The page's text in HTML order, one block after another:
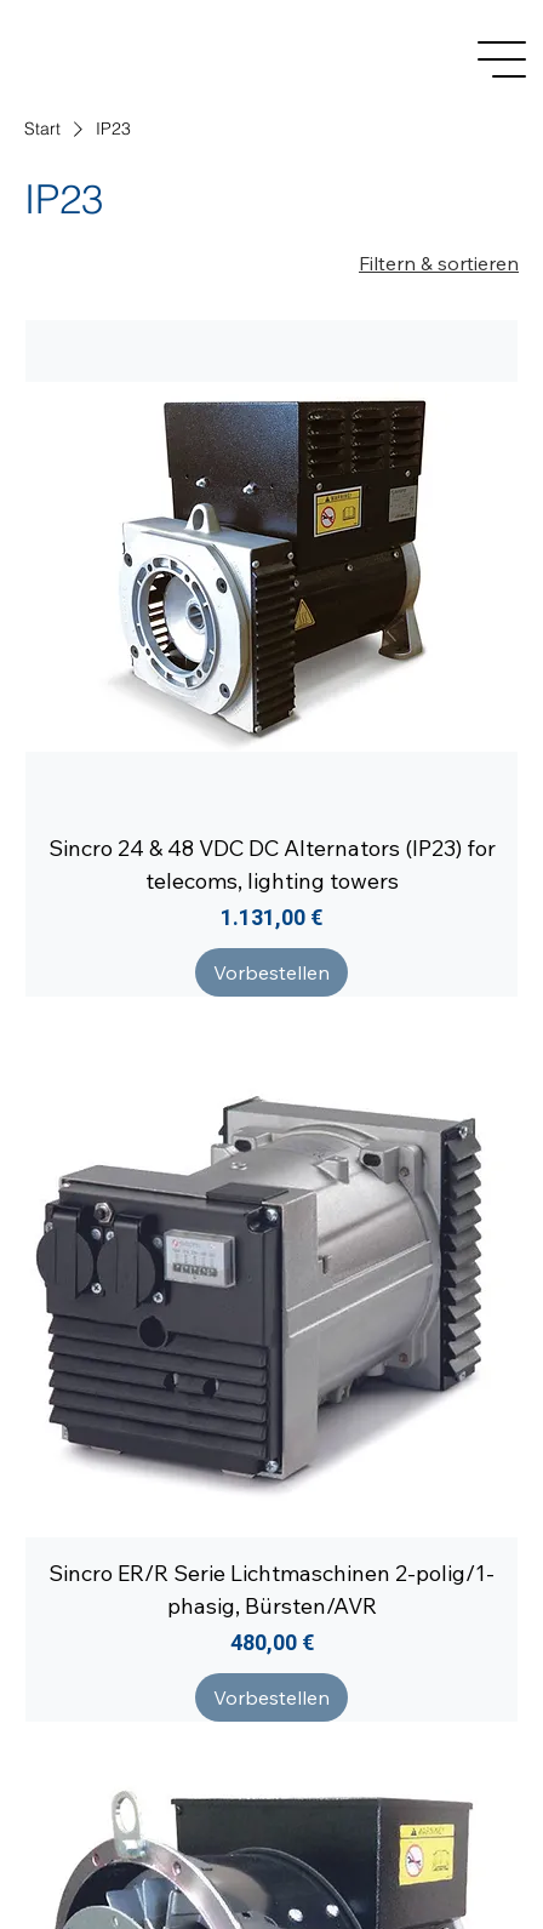
Start IP23
IP23
Filtern & sortieren
Sincro 24 & 48 VDC DC Alternators (IP23) for
telecoms, lighting towers
Preis
1.131,00 €
Vorbestellen
Sincro ER/R Serie Lichtmaschinen 2-polig/1-
phasig, Bürsten/AVR
Preis
480,00 €
Vorbestellen